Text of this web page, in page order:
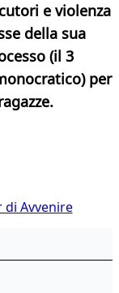
e violenza
della sua
(il 3
per
di Avvenire